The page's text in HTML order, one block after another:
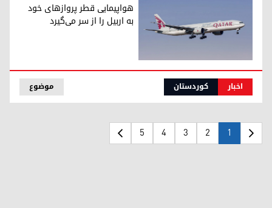
هواپیمایی قطر پروازهای خود به اربیل را از سر می‌گیرد
هواپیمایی قطر پروازهای خود
به اربیل را از سر می‌گیرد
اخبار کوردستان موضوع
1
2
3
4
5